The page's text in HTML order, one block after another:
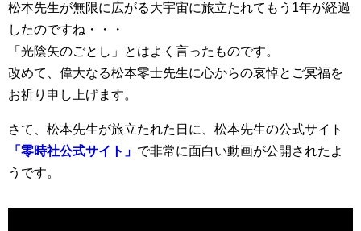
松本先生が無限に広がる大宇宙に旅立たれてもう1年が経過
したのですね・・・
「光陰矢のごとし」とはよく言ったものです。
改めて、偉大なる松本零士先生に心からの哀悼とご冥福を
お祈り申し上げます。
さて、松本先生が旅立たれた日に、松本先生の公式サイト
「零時社公式サイト」 で非常に面白い動画が公開されたよ
うです。